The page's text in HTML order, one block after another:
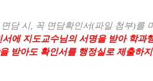
면담 시, 꼭 면담확인서(파일 첨부)를
에 지도교수님의 서명을 받아 학과
받아도 확인서를 행정실로 제출하